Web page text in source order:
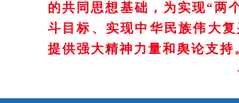
的共同思想基础，为实现“两
斗目标、实现中华民族伟大
提供强大精神力量和舆论支持